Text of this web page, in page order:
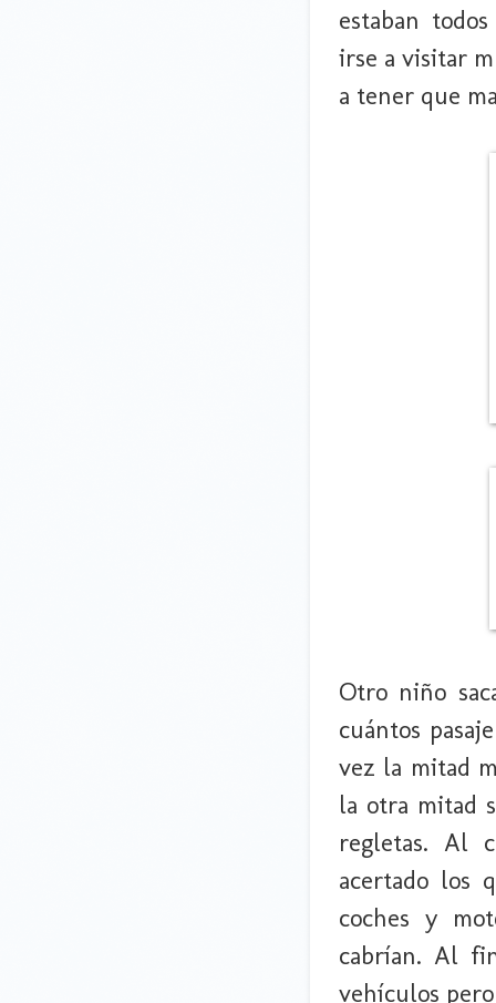
estaban
irse a visitar
a tener que
Otro niño
cuántos
vez la mitad
la otra mitad
regletas. Al
acertado los
coches y
cabrían. Al
vehículos